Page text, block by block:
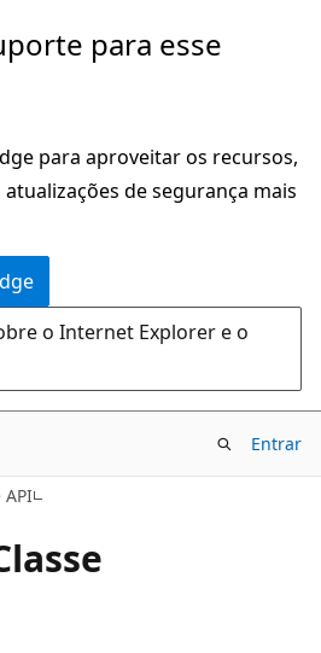
para esse
para aproveitar os recursos,
de segurança mais
o Internet Explorer e o
Entrar